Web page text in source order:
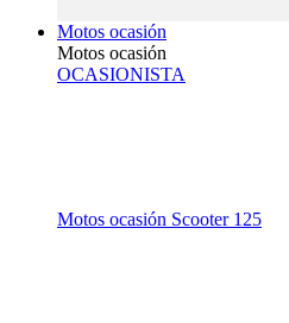
Motos ocasión
Motos ocasión
OCASIONISTA
Motos ocasión Scooter 125